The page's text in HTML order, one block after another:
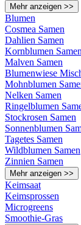
Mehr anzeigen >>
Blumen
Cosmea Samen
Dahlien Samen
Kornblumen Samen
Malven Samen
Blumenwiese
Mohnblumen
Nelken Samen
Ringelblumen
Stockrosen Samen
Sonnenblumen
Tagetes Samen
Wildblumen Samen
Zinnien Samen
Mehr anzeigen >>
Keimsaat
Keimsprossen
Microgreens
Smoothie-Gras